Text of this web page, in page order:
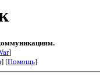
]
] [Помощь]